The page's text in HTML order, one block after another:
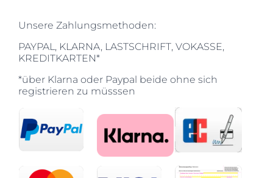
Unsere Zahlungsmethoden:
PAYPAL, KLARNA, LASTSCHRIFT, VOKASSE,
KREDITKARTEN*
*über Klarna oder Paypal beide ohne sich
registrieren zu müsssen